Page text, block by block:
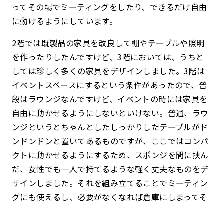
ってその場でミーティングをしたり、できるだけ自由
に動けるようにしています。
2階では既製品の家具を改良して棚やテーブルや照明
を作ったりしたんですけど、3階においては、うちと
しては珍しく多くの家具をデザインしました。3階は
イベントスペースにするという条件があったので、普
段はラウンジなんですけど、イベントの時には家具を
自由に動かせるようにしないといけない。普通、ラウ
ンジというとちゃんとしたしっかりしたテーブルがド
ンドンドンと置いてあるものですが、ここではコンパ
クトに動かせるようにするため、スポンジを間に挟ん
だ、女性でも一人で持てるような軽く丈夫なものをデ
ザインしました。それを組み立てることでミーティン
グにも使えるし、必要がなくなれば倉庫にしまってそ